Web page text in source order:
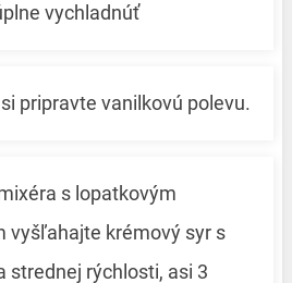
vychladnúť
pripravte vanilkovú polevu.
s lopatkovým
vyšľahajte krémový syr s
strednej rýchlosti, asi 3